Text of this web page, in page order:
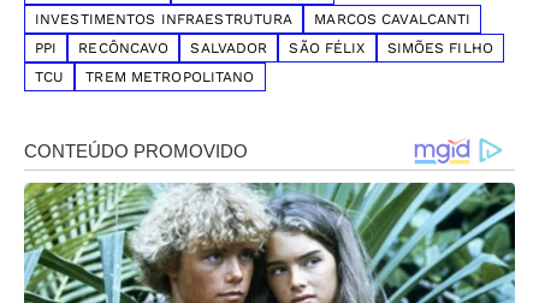
INVESTIMENTOS INFRAESTRUTURA
MARCOS CAVALCANTI
PPI
RECÔNCAVO SALVADOR SÃO FÉLIX
SIMÕES FILHO
TCU
TREM METROPOLITANO